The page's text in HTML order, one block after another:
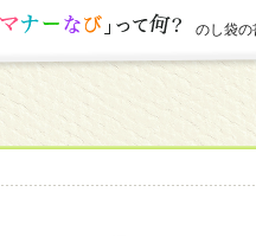
のし袋の